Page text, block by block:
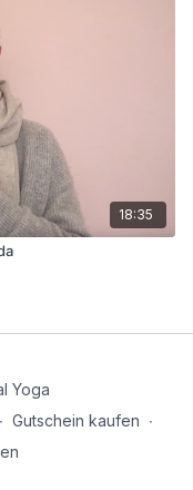
18:35
Yoga
∙ Gutschein kaufen ∙